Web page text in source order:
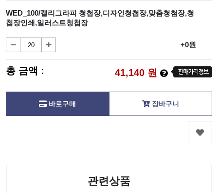
WED_100/캘리그라피 청첩장,디자인청첩장,맞춤청첨장,청
첩장인쇄,일러스트청첩장
+0원
총 금액 : 41,140 원
바로구매 장바구니
관련상품